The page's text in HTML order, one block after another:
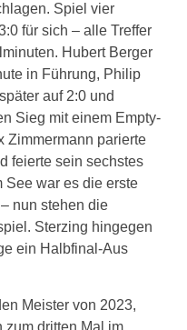
Spiel vier
für sich – alle Treffer
Hubert Berger
in Führung, Philip
auf 2:0 und
Sieg mit einem Empty-
Zimmermann parierte
feierte sein sechstes
See war es die erste
nun stehen die
Sterzing hingegen
ein Halbfinal-Aus
Meister von 2023,
dritten Mal im